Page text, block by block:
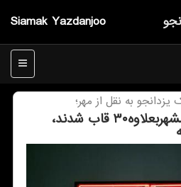
Siamak Yazdanjoo
منو
به نقل از مهر؛
دغدغه هایی كه در خرمشهربعلاوه۳۰ قاب شدند،